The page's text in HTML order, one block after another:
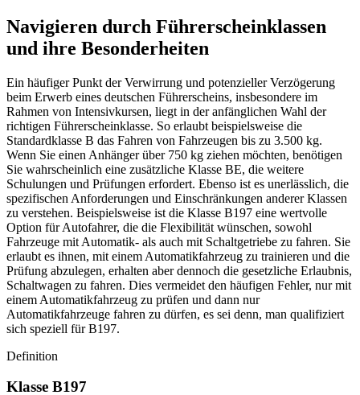
Navigieren durch Führerscheinklassen
und ihre Besonderheiten
Ein häufiger Punkt der Verwirrung und potenzieller Verzögerung
beim Erwerb eines deutschen Führerscheins, insbesondere im
Rahmen von Intensivkursen, liegt in der anfänglichen Wahl der
richtigen Führerscheinklasse. So erlaubt beispielsweise die
Standardklasse B das Fahren von Fahrzeugen bis zu 3.500 kg.
Wenn Sie einen Anhänger über 750 kg ziehen möchten, benötigen
Sie wahrscheinlich eine zusätzliche Klasse BE, die weitere
Schulungen und Prüfungen erfordert. Ebenso ist es unerlässlich, die
spezifischen Anforderungen und Einschränkungen anderer Klassen
zu verstehen. Beispielsweise ist die Klasse B197 eine wertvolle
Option für Autofahrer, die die Flexibilität wünschen, sowohl
Fahrzeuge mit Automatik- als auch mit Schaltgetriebe zu fahren. Sie
erlaubt es ihnen, mit einem Automatikfahrzeug zu trainieren und die
Prüfung abzulegen, erhalten aber dennoch die gesetzliche Erlaubnis,
Schaltwagen zu fahren. Dies vermeidet den häufigen Fehler, nur mit
einem Automatikfahrzeug zu prüfen und dann nur
Automatikfahrzeuge fahren zu dürfen, es sei denn, man qualifiziert
sich speziell für B197.
Definition
Klasse B197